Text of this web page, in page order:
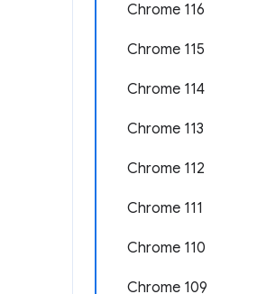
Chrome 116
Chrome 115
Chrome 114
Chrome 113
Chrome 112
Chrome 111
Chrome 110
Chrome 109